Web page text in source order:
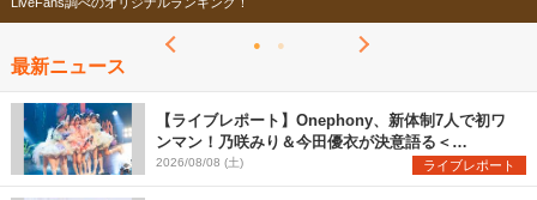
最新ニュース
【ライブレポート】Onephony、新体制7人で初ワ
ンマン！乃咲みり＆今田優衣が決意語る＜
Onephony新体制1st Oneman Live はじまりの夏
＞
2026/08/08 (土) ライブレポート